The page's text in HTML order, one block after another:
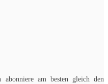
abonniere am besten gleich den